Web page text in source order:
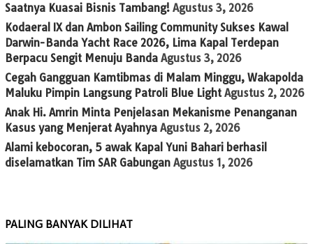
Saatnya Kuasai Bisnis Tambang! Agustus 3, 2026
Kodaeral IX dan Ambon Sailing Community Sukses Kawal
Darwin-Banda Yacht Race 2026, Lima Kapal Terdepan
Berpacu Sengit Menuju Banda Agustus 3, 2026
Cegah Gangguan Kamtibmas di Malam Minggu, Wakapolda
Maluku Pimpin Langsung Patroli Blue Light Agustus 2, 2026
Anak Hi. Amrin Minta Penjelasan Mekanisme Penanganan
Kasus yang Menjerat Ayahnya Agustus 2, 2026
Alami kebocoran, 5 awak Kapal Yuni Bahari berhasil
diselamatkan Tim SAR Gabungan Agustus 1, 2026
PALING BANYAK DILIHAT